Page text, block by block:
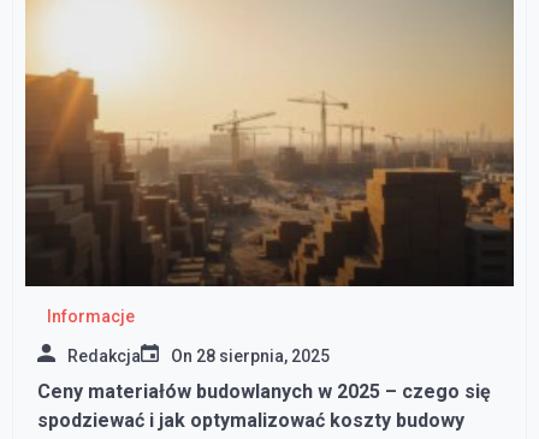
Informacje
Redakcja On 28 sierpnia, 2025
Ceny materiałów budowlanych w 2025 – czego się
spodziewać i jak optymalizować koszty budowy